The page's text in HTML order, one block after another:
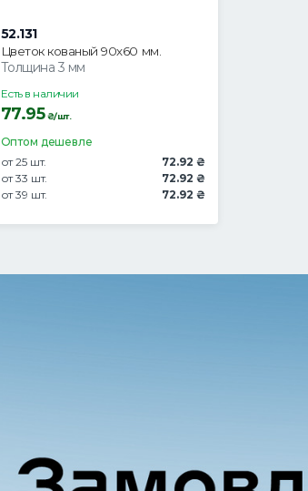
52.131
Цветок кованый 90х60 мм.
Толщина 3 мм
Есть в наличии
77.95₴/шт.
Оптом дешевле
от 25 шт.
72.92 ₴
от 33 шт.
72.92 ₴
от 39 шт.
72.92 ₴